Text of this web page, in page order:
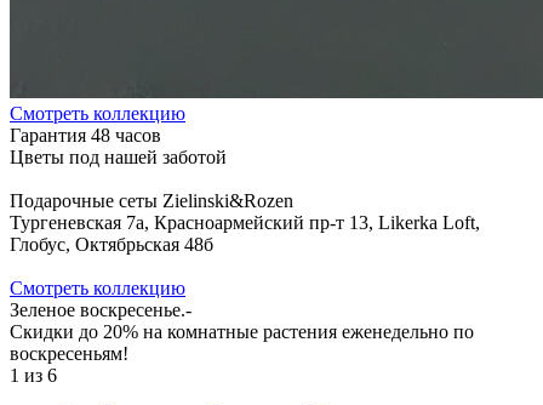
Cмотреть коллекцию
Гарантия 48 часов
Цветы под нашей заботой
Подарочные сеты Zielinski&Rozen
Тургеневская 7а, Красноармейский пр-т 13, Likerka Loft,
Глобус, Октябрьская 48б
Cмотреть коллекцию
Зеленое воскресенье.-
Скидки до 20% на комнатные растения еженедельно по
воскресеньям!
1 из 6